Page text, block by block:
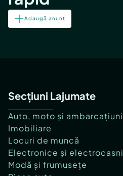
Adaugă anunț
Secțiuni Lajumate
Auto, moto și ambarcațiuni
Imobiliare
Locuri de muncă
Electronice și
Modă și frumusețe